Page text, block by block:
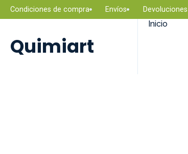
Condiciones de compra Envíos Devoluciones
Quimiart
Inicio